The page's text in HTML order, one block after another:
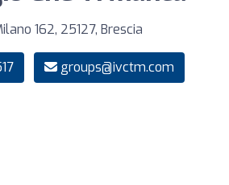
162, 25127, Brescia
groups@ivctm.com